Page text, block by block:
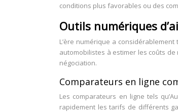
conditions plus favorables ou des
Outils numériques
L’ère numérique a
automobilistes à estimer les coûts
négociation.
Comparateurs en ligne
Les comparateurs en ligne tels
rapidement les tarifs de différents